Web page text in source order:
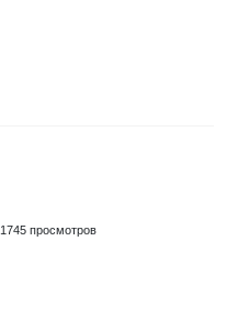
1745 просмотров